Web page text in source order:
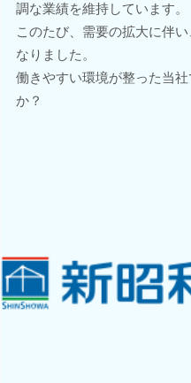
調な業績を維持しています。
このたび、需要の拡大に伴
なりました。
働きやすい環境が整った当
か？